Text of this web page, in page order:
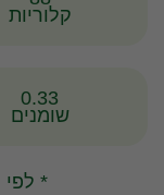
קלוריות
0.33
שומנים
* לפי